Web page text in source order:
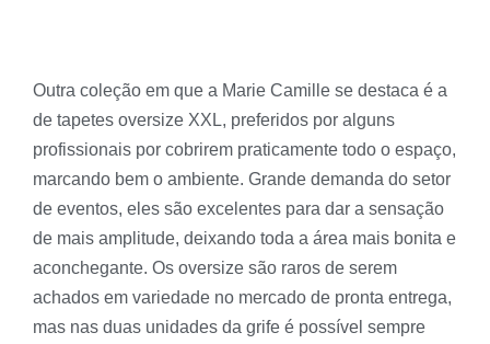
Outra coleção em que a Marie Camille se destaca é a
de tapetes oversize XXL, preferidos por alguns
profissionais por cobrirem praticamente todo o espaço,
marcando bem o ambiente. Grande demanda do setor
de eventos, eles são excelentes para dar a sensação
de mais amplitude, deixando toda a área mais bonita e
aconchegante. Os oversize são raros de serem
achados em variedade no mercado de pronta entrega,
mas nas duas unidades da grife é possível sempre